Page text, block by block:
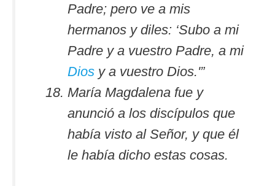
Padre; pero ve a mis
hermanos y diles: ‘Subo a mi
Padre y a vuestro Padre, a mi
Diosy a vuestro Dios.'”
María Magdalena fue y
anunció a los discípulos que
había visto al Señor, y que él
le había dicho estas cosas.